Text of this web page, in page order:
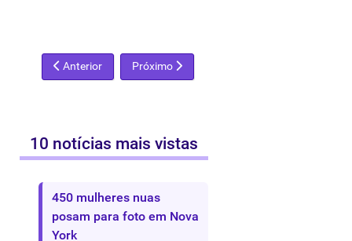
Artigo anterior: Museus iraqueanos sofreram o mais grave
Anterior Próximo artigo: Litografias de Picasso
Próximo
10 notícias mais vistas
450 mulheres nuas
posam para foto em Nova
York